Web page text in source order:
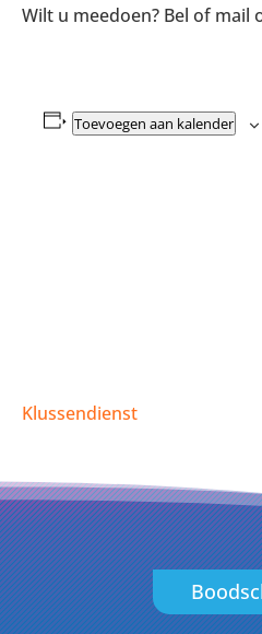
Wilt u meedoen? Bel of mail
Toevoegen aan kalender
Klussendienst